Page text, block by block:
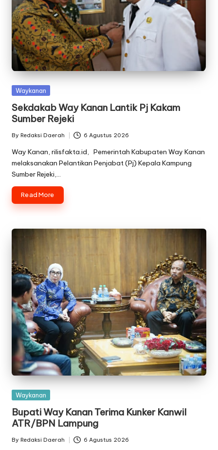
Posted
Waykanan
Sekdakab Way Kanan Lantik Pj Kakam
Sumber Rejeki
Posted
by
By Redaksi Daerah 6 Agustus 2026
Way Kanan, rilisfakta.id, Pemerintah Kabupaten Way Kanan
melaksanakan Pelantikan Penjabat (Pj) Kepala Kampung
Sumber Rejeki,…
Read More
Posted
Waykanan
Bupati Way Kanan Terima Kunker Kanwil
ATR/BPN Lampung
Posted
By Redaksi Daerah 6 Agustus 2026